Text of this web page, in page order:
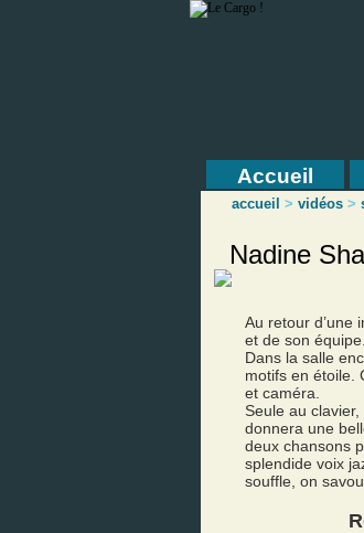
Accueil
accueil > vidéos >
Nadine
Au retour d’une
et de son
Dans la salle
motifs en étoile.
et caméra.
Seule au clavier,
donnera une
deux chansons
splendide voix
souffle, on